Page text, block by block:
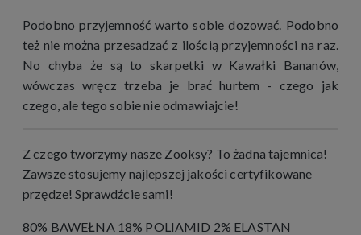
Podobno przyjemność warto sobie dozować. Podobno
też nie można przesadzać z ilością przyjemności na raz.
No chyba że są to skarpetki w Kawałki Bananów,
wówczas wręcz trzeba je brać hurtem - czego jak
czego, ale tego sobie nie odmawiajcie!
Z czego tworzymy nasze Zooksy? To żadna tajemnica!
Zawsze stosujemy najlepszej jakości certyfikowane
przędze! Sprawdźcie sami!
80% BAWEŁNA 18% POLIAMID 2% ELASTAN